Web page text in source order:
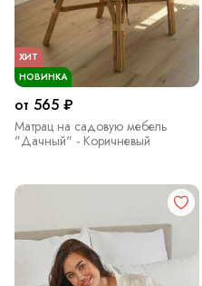
ХИТ
НОВИНКА
от 565 ₽
Матрац на садовую мебель
"Дачный" - Коричневый